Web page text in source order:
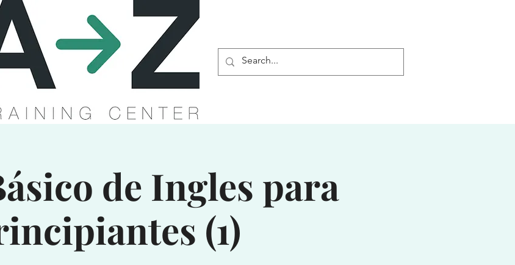
de Ingles para
(1)